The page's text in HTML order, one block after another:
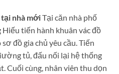
nhà mớiTại căn nhà phố
tiến hành khuân vác đồ
đồ gia chủ yêu cầu. Tiến
tủ, đấu nối lại hệ thống
Cuối cùng, nhân viên thu dọn